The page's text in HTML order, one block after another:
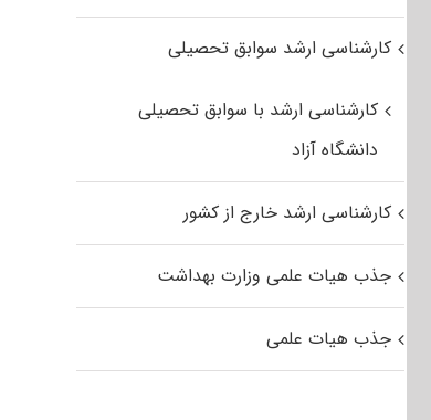
کارشناسی ارشد سوابق تحصیلی
کارشناسی ارشد با سوابق تحصیلی
دانشگاه آزاد
کارشناسی ارشد خارج از کشور
جذب هیات علمی وزارت بهداشت
جذب هیات علمی